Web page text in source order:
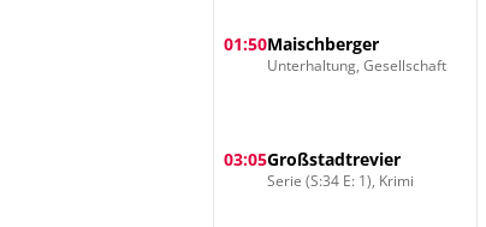
01:50Maischberger
Unterhaltung, Gesellschaft
03:05Großstadtrevier
Serie (S:34 E: 1), Krimi